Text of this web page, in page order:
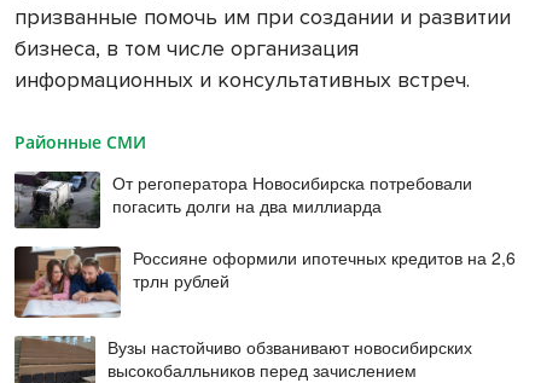
призванные помочь им при создании и развитии
бизнеса, в том числе организация
информационных и консультативных встреч.
Районные СМИ
От регоператора Новосибирска потребовали
погасить долги на два миллиарда
Россияне оформили ипотечных кредитов на 2,6
трлн рублей
Вузы настойчиво обзванивают новосибирских
высокобалльников перед зачислением